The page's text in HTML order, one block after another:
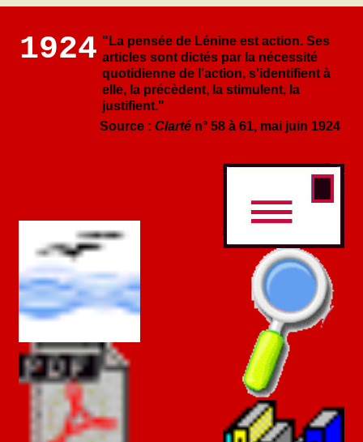
1924 "La pensée de Lénine est action. Ses
articles sont dictés par la nécessité
quotidienne de l'action, s'identifient à
elle, la précèdent, la stimulent, la
justifient."
Source : Clarté n° 58 à 61, mai juin 1924